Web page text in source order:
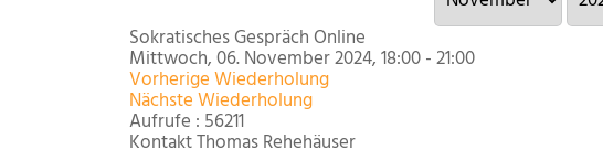
Sokratisches Gespräch Online
Mittwoch, 06. November 2024, 18:00 - 21:00
Vorherige Wiederholung
Nächste Wiederholung
Aufrufe : 56211
KontaktThomas Rehehäuser